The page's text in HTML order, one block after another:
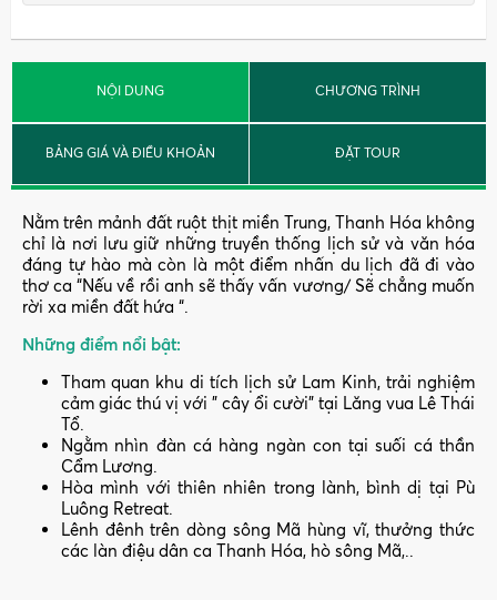
NỘI DUNG CHƯƠNG TRÌNH
BẢNG GIÁ VÀ ĐIỀU KHOẢN ĐẶT TOUR
Nằm trên mảnh đất ruột thịt miền Trung, Thanh Hóa không
chỉ là nơi lưu giữ những truyền thống lịch sử và văn hóa
đáng tự hào mà còn là một điểm nhấn du lịch đã đi vào
thơ ca “Nếu về rồi anh sẽ thấy vấn vương/ Sẽ chẳng muốn
rời xa miền đất hứa “.
Những điểm nổi bật:
Tham quan khu di tích lịch sử Lam Kinh, trải nghiệm
cảm giác thú vị với " cây ổi cười" tại Lăng vua Lê Thái
Tổ.
Ngằm nhìn đàn cá hàng ngàn con tại suối cá thần
Cẩm Lương.
Hòa mình với thiên nhiên trong lành, bình dị tại Pù
Luông Retreat.
Lênh đênh trên dòng sông Mã hùng vĩ, thưởng thức
các làn điệu dân ca Thanh Hóa, hò sông Mã,..